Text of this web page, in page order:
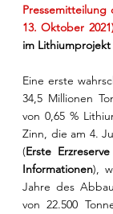
Pressemitteilung
13. Oktober
im Lithiumprojekt
Eine erste
34,5 Millionen
von 0,65 %
Zinn, die am 4.
(Erste
Informationen),
Jahre des
von 22.500